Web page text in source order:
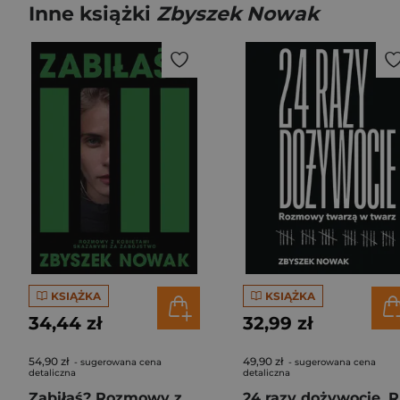
Inne książki Zbyszek Nowak
KSIĄŻKA
34,44 zł
54,90 zł - sugerowana cena
detaliczna
KSIĄŻKA
32,99 zł
49,90 zł - sugerowana cena
detaliczna